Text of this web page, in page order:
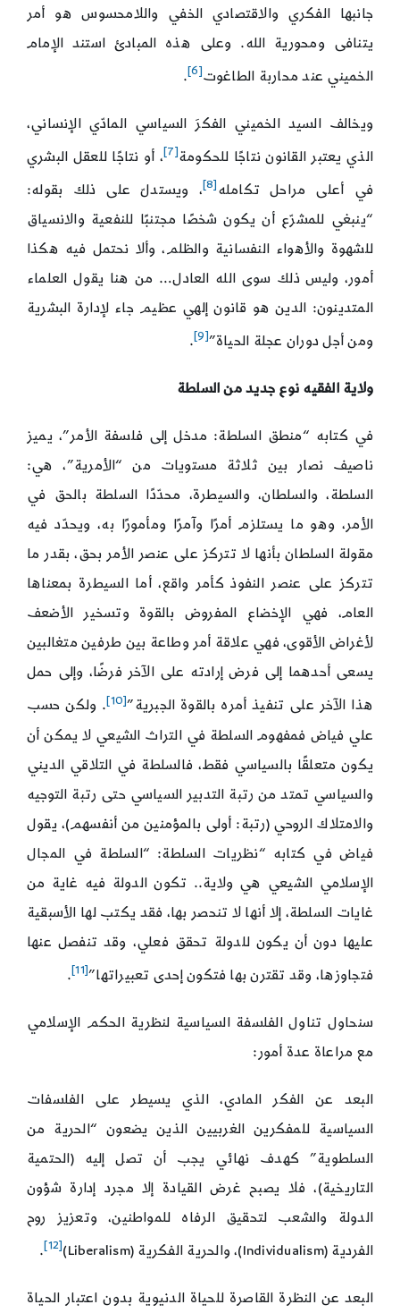
جانبها الفكري والاقتصادي الخفي واللامحسوس هو أمر
يتنافى ومحورية الله. وعلى هذه المبادئ استند الإمام
الخميني عند محاربة الطاغوت[6]
.
ويخالف السيد الخميني الفكرَ السياسي المادّي الإنساني،
الذي يعتبر القانون نتاجًا للحكومة[7]
، أو نتاجًا للعقل البشري
في أعلى مراحل تكامله[8]
، ويستدلّ على ذلك بقوله:
“ينبغي للمشرّع أن يكون شخصًا مجتنبًا للنفعية والانسياق
للشهوة والأهواء النفسانية والظلم، وألا نحتمل فيه هكذا
أمور، وليس ذلك سوى الله العادل… من هنا يقول العلماء
المتدينون: الدين هو قانون إلهي عظيم جاء لإدارة البشرية
ومن أجل دوران عجلة الحياة”[9]
.
ولاية الفقيه نوع جديد من السلطة
في كتابه “منطق السلطة: مدخل إلى فلسفة الأمر”، يميز
ناصيف نصار بين ثلاثة مستويات من “الأمرية”، هي:
السلطة، والسلطان، والسيطرة، محدّدًا السلطة بالحق في
الأمر، وهو ما يستلزم أمرًا وآمرًا ومأمورًا به، ويحدّد فيه
مقولة السلطان بأنها لا تتركز على عنصر الأمر بحق، بقدر ما
تتركز على عنصر النفوذ كأمر واقع، أما السيطرة بمعناها
العام، فهي الإخضاع المفروض بالقوة وتسخير الأضعف
لأغراض الأقوى، فهي علاقة أمر وطاعة بين طرفين متغالبين
يسعى أحدهما إلى فرض إرادته على الآخر فرضًا، وإلى حمل
هذا الآخر على تنفيذ أمره بالقوة الجبرية”[10]
. ولكن حسب
علي فياض فمفهوم السلطة في التراث الشيعي لا يمكن أن
يكون متعلقًا بالسياسي فقط، فالسلطة في التلاقي الديني
والسياسي تمتد من رتبة التدبير السياسي حتى رتبة التوجيه
والامتلاك الروحي (رتبة: أولى بالمؤمنين من أنفسهم)، يقول
فياض في كتابه “نظريات السلطة: “السلطة في المجال
الإسلامي الشيعي هي ولاية.. تكون الدولة فيه غاية من
غايات السلطة، إلا أنها لا تنحصر بها، فقد يكتب لها الأسبقية
عليها دون أن يكون للدولة تحقق فعلي، وقد تنفصل عنها
فتجاوزها، وقد تقترن بها فتكون إحدى تعبيراتها”[11]
.
سنحاول تناول الفلسفة السياسية لنظرية الحكم الإسلامي
مع مراعاة عدة أمور:
البعد عن الفكر المادي، الذي يسيطر على الفلسفات
السياسية للمفكرين الغربيين الذين يضعون “الحرية من
السلطوية” كهدف نهائي يجب أن تصل إليه (الحتمية
التاريخية)، فلا يصبح غرض القيادة إلا مجرد إدارة شؤون
الدولة والشعب لتحقيق الرفاه للمواطنين، وتعزيز روح
الفردية (Individualism)، والحرية الفكرية (Liberalism)
[12]
.
البعد عن النظرة القاصرة للحياة الدنيوية بدون اعتبار الحياة